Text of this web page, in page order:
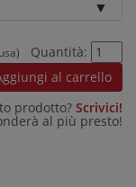
Quantità:
al carrello
prodotto? Scrivici!
al più presto!